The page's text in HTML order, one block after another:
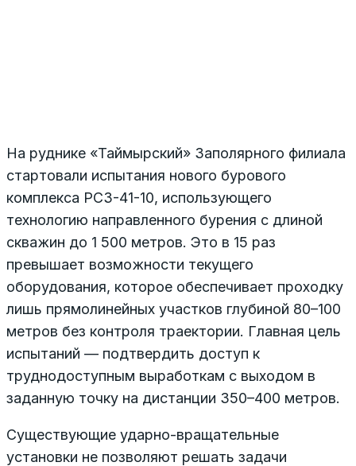
На руднике «Таймырский» Заполярного филиала
стартовали испытания нового бурового
комплекса РС3-41-10, использующего
технологию направленного бурения с длиной
скважин до 1 500 метров. Это в 15 раз
превышает возможности текущего
оборудования, которое обеспечивает проходку
лишь прямолинейных участков глубиной 80–100
метров без контроля траектории. Главная цель
испытаний — подтвердить доступ к
труднодоступным выработкам с выходом в
заданную точку на дистанции 350–400 метров.
Существующие ударно-вращательные
установки не позволяют решать задачи